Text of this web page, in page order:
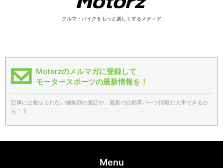
クルマ・バイクをもっと楽しくするメディア
Motorzのメルマガに登録して
モータースポーツの最新情報を！
記事には載せられない編集部の裏話や、最新の自動車パーツ情報が入手できるか
も！？
Menu